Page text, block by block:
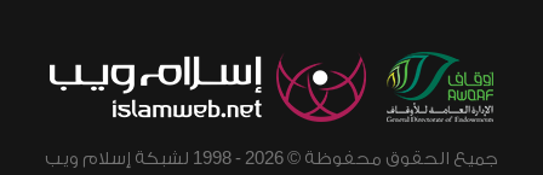
جميع الحقوق محفوظة © 2026 - 1998 لشبكة إسلام ويب